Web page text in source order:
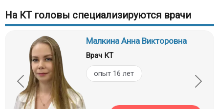
На КТ головы специализируются врачи
Малкина Анна Викторовна
Врач КТ
опыт 16 лет